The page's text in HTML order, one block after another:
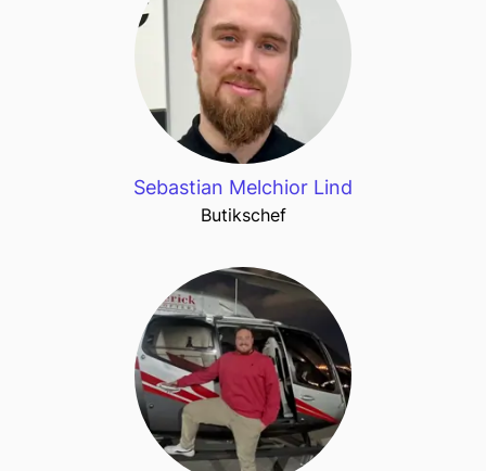
Sebastian Melchior Lind
Butikschef